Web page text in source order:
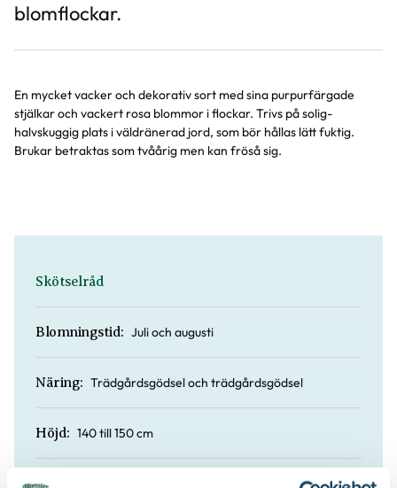
blomflockar.
En mycket vacker och dekorativ sort med sina purpurfärgade
stjälkar och vackert rosa blommor i flockar. Trivs på solig-
halvskuggig plats i väldränerad jord, som bör hållas lätt fuktig.
Brukar betraktas som tvåårig men kan fröså sig.
Skötselråd
Blomningstid: Juli och augusti
Näring: Trädgårdsgödsel och trädgårdsgödsel
Höjd: 140 till 150 cm
Doft: